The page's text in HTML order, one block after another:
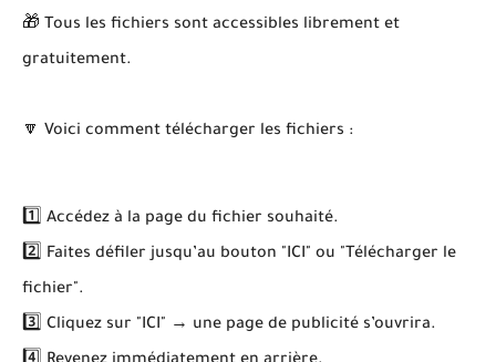
🎁 Tous les fichiers sont accessibles librement et
gratuitement.
🔽 Voici comment télécharger les fichiers :
1️⃣ Accédez à la page du fichier souhaité.
2️⃣ Faites défiler jusqu’au bouton "ICI" ou "Télécharger le
fichier".
3️⃣ Cliquez sur "ICI" → une page de publicité s’ouvrira.